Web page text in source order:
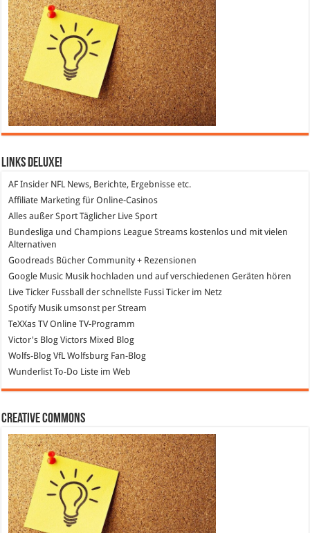
Links DeLuXe!
AF Insider NFL News, Berichte, Ergebnisse etc.
Affiliate Marketing für Online-Casinos
Alles außer SportTäglicher Live Sport
Bundesliga und Champions League Streams kostenlos und mit vielen
Alternativen
Goodreads Bücher Community + Rezensionen
Google Music Musik hochladen und auf verschiedenen Geräten hören
Live Ticker Fussball
der schnellste Fussi Ticker im Netz
SpotifyMusik umsonst per Stream
TeXXas TVOnline TV-Programm
Victor's Blog Victors Mixed Blog
Wolfs-Blog VfL Wolfsburg Fan-Blog
WunderlistTo-Do Liste im Web
Creative Commons